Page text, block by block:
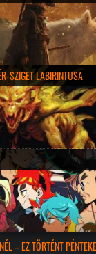
SZIGET LABIRINTUSA
– EZ TÖRTÉNT